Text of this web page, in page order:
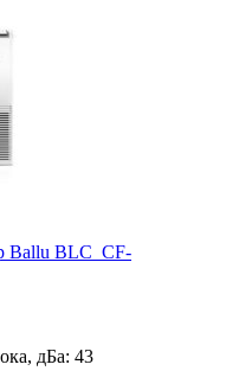
Ballu BLC_CF-
дБа: 43